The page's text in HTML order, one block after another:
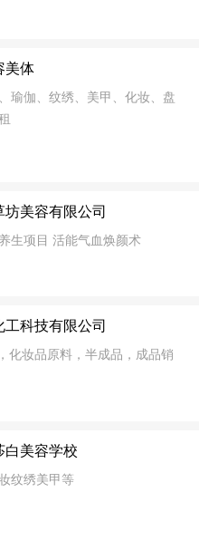
美体
瑜伽、纹绣、美甲、化妆、盘
坊美容有限公司
生项目 活能气血焕颜术
工科技有限公司
化妆品原料，半成品，成品销
白美容学校
纹绣美甲等